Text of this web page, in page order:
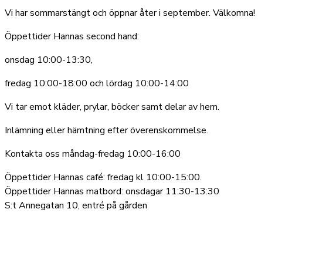
Vi har sommarstängt och öppnar åter i september. Välkomna!
Öppettider Hannas second hand:
onsdag 10:00-13:30,
fredag 10:00-18:00 och lördag 10:00-14:00
Vi tar emot kläder, prylar, böcker samt delar av hem.
Inlämning eller hämtning efter överenskommelse.
Kontakta oss måndag-fredag 10:00-16:00
Öppettider Hannas café: fredag kl 10:00-15:00.
Öppettider Hannas matbord: onsdagar 11:30-13:30
S:t Annegatan 10, entré på gården